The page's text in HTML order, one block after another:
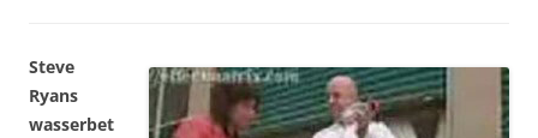
Steve
Ryans
wasserbet